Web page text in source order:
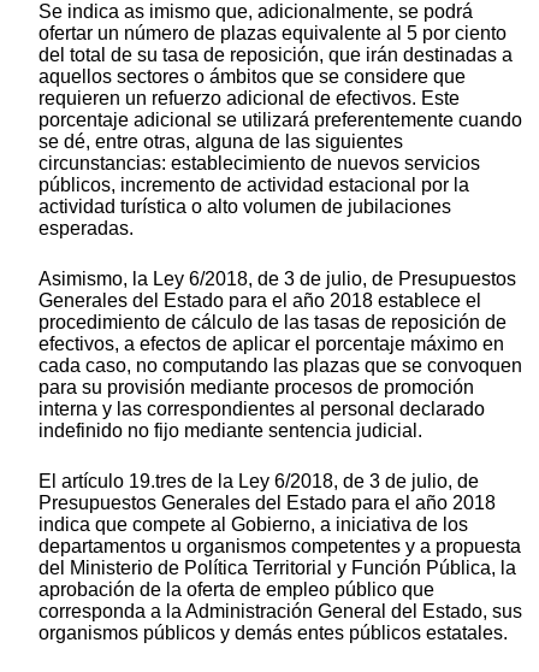
Se indica as imismo que, adicionalmente, se podrá
ofertar un número de plazas equivalente al 5 por ciento
del total de su tasa de reposición, que irán destinadas a
aquellos sectores o ámbitos que se considere que
requieren un refuerzo adicional de efectivos. Este
porcentaje adicional se utilizará preferentemente cuando
se dé, entre otras, alguna de las siguientes
circunstancias: establecimiento de nuevos servicios
públicos, incremento de actividad estacional por la
actividad turística o alto volumen de jubilaciones
esperadas.
Asimismo, la Ley 6/2018, de 3 de julio, de Presupuestos
Generales del Estado para el año 2018 establece el
procedimiento de cálculo de las tasas de reposición de
efectivos, a efectos de aplicar el porcentaje máximo en
cada caso, no computando las plazas que se convoquen
para su provisión mediante procesos de promoción
interna y las correspondientes al personal declarado
indefinido no fijo mediante sentencia judicial.
El artículo 19.tres de la Ley 6/2018, de 3 de julio, de
Presupuestos Generales del Estado para el año 2018
indica que compete al Gobierno, a iniciativa de los
departamentos u organismos competentes y a propuesta
del Ministerio de Política Territorial y Función Pública, la
aprobación de la oferta de empleo público que
corresponda a la Administración General del Estado, sus
organismos públicos y demás entes públicos estatales.